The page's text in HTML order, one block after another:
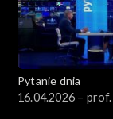
Pytanie dnia
16.04.2026 –